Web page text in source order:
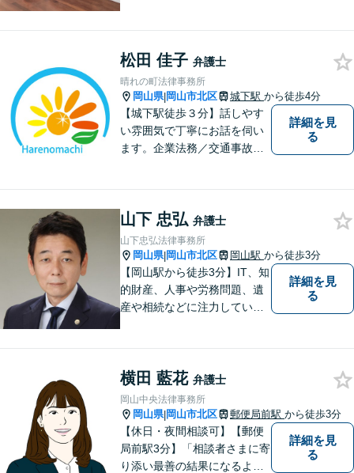
とお話をうかがうことを心掛
けています。必要に応じ、他
士業と連携して解決を図りま
す。
松田 佳子 弁護士
晴れの町法律事務所
岡山県|岡山市北区 城下駅 から徒歩4分
【城下駅徒歩３分】話しやす
い雰囲気で丁寧にお話を伺い
ます。企業法務／交通事故／
詳細を見
る
山下 忠弘 弁護士
山下忠弘法律事務所
岡山県|岡山市北区 岡山駅 から徒歩3分
【岡山駅から徒歩3分】IT、知
的財産、人事や労務問題、遺
産や相続などに注力していま
相談ください。依頼者さまの
サポートができるよう努めて
まいります。
詳細を見
る
横田 藍花 弁護士
岡山中央法律事務所
岡山県|岡山市北区 郵便局前駅 から徒歩3分
【休日・夜間相談可】【郵便
局前駅3分】「相談者さまに寄
り添い最善の結果になるよう
詳細を見
る